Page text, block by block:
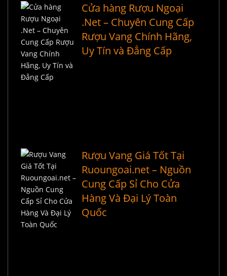
Cửa hàng Rượu Ngoại
.Net – Chuyên Cung Cấp
Rượu Vang Chính Hãng,
Uy Tín và Đẳng Cấp
Rượu Vang Giá Tốt Tại
Ruoungoai.net – Nguồn
Cung Cấp Sỉ Cho Cửa
Hàng Và Đại Lý Toàn
Quốc